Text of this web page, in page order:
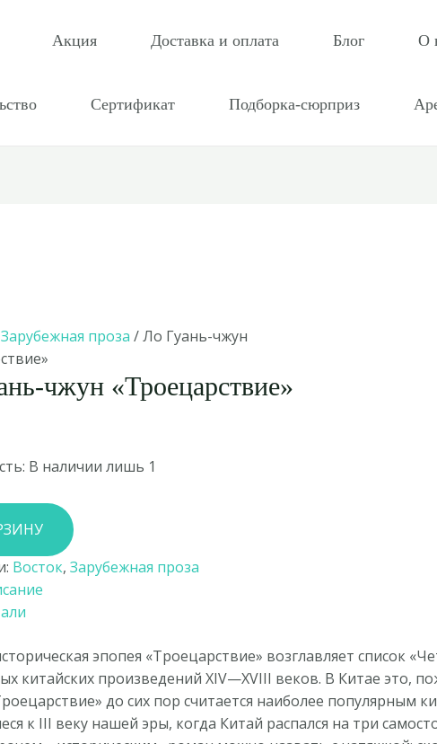
Акция Доставка и оплата Блог О
Сертификат Подборка-сюрприз
Зарубежная проза / Ло Гуань-чжун
чжун «Троецарствие»
В наличии лишь 1
Восток, Зарубежная проза
эпопея «Троецарствие» возглавляет список
китайских произведений XIV—XVIII веков. В Китае это,
до сих пор считается наиболее популярным
к III веку нашей эры, когда Китай распался на три